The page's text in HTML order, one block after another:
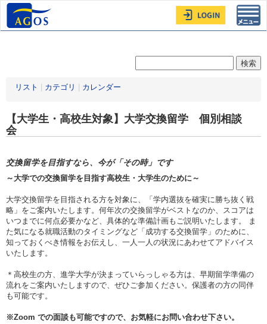
リスト カテゴリ カレンダー
【大学生・高校生対象】大学交換留学 個別相談
会
交換留学を目指すなら、今が「その時」です
～大学での交換留学を目指す高校生・大学生のために～
大学交換留学を目指される方を対象に、「学内選抜を確実に勝ち抜く戦
略」をご案内いたします。何年次の交換留学がベストなのか、スコアは
いつまでに何点必要かなど、具体的な準備計画もご説明いたします。 ま
た気になる就職活動のタイミングなど「成功する交換留学」のために、
知っておくべき情報をお伝えし、一人一人の状況にあわせてアドバイス
いたします。
＊高校生の方、進学大学が決まっていらっしゃる方は、早期留学準備の
流れをご案内いたしますので、ぜひご参加ください。保護者の方の同伴
も可能です。
※Zoom での面談も可能ですので、お気軽にお問い合わせ下さい。